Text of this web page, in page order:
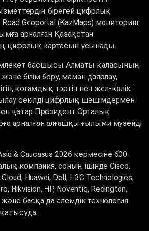
бірегей цифрлық
Road Geoportal (KazMaps) мониторинг
арналған Қазақстан
цифрлық картасын ұсынады.
басшысы Алматы қаласының
білім беру, маман даярлау,
қоғамдық тәртіп пен жол-көлік
секілді цифрлық шешімдермен
қатар Президент Орталық
арналған алғашқы ғылыми музейді
& Caucasus 2026 көрмесіне 600-
компания, соның ішінде Cisco,
Huawei, Dell, H3C Technologies,
Hikvision, HP, Noventiq, Redington,
басқа да әлемдік технология